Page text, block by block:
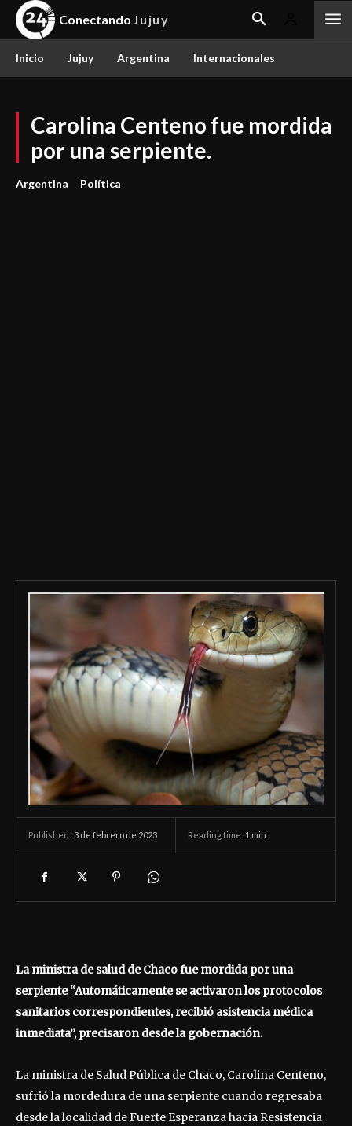
Conectando Jujuy
Inicio Jujuy Argentina Internacionales
Carolina Centeno fue mordida
por una serpiente.
Argentina Política
Published: 3 de febrero de 2023 Reading time: 1 min.
La ministra de salud de Chaco fue mordida por una
serpiente “Automáticamente se activaron los protocolos
sanitarios correspondientes, recibió asistencia médica
inmediata”, precisaron desde la gobernación.
La ministra de Salud Pública de Chaco, Carolina Centeno,
sufrió la mordedura de una serpiente cuando regresaba
desde la localidad de Fuerte Esperanza hacia Resistencia